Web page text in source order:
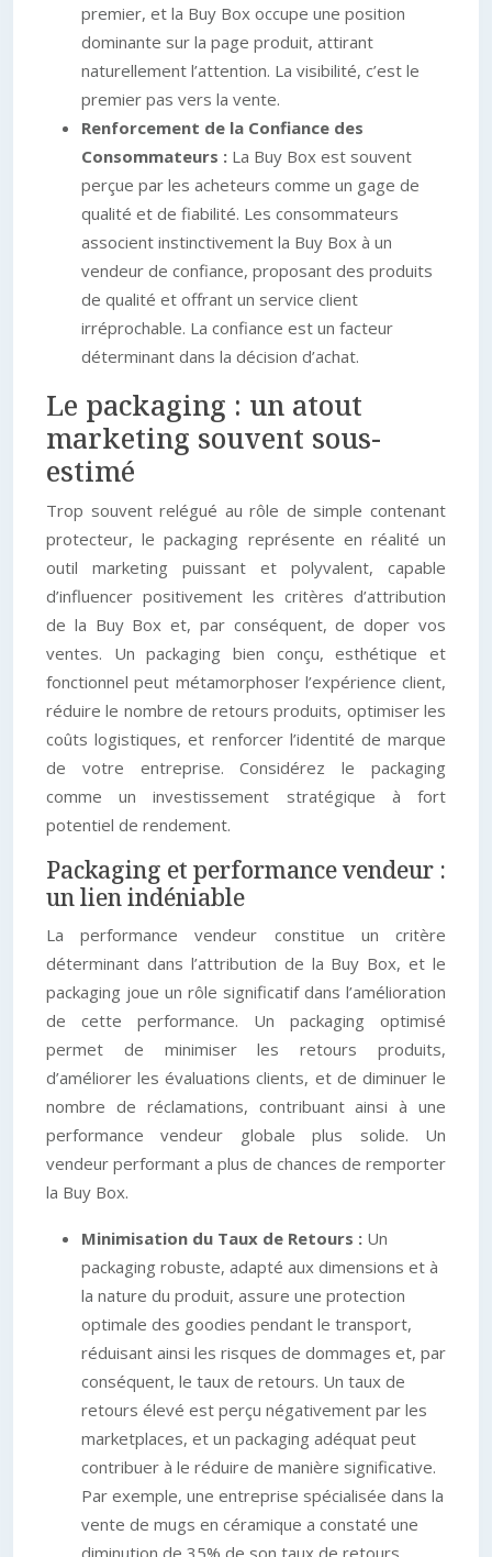
premier, et la Buy Box occupe une position
dominante sur la page produit, attirant
naturellement l’attention. La visibilité, c’est le
premier pas vers la vente.
Renforcement de la Confiance des
Consommateurs : La Buy Box est souvent
perçue par les acheteurs comme un gage de
qualité et de fiabilité. Les consommateurs
associent instinctivement la Buy Box à un
vendeur de confiance, proposant des produits
de qualité et offrant un service client
irréprochable. La confiance est un facteur
déterminant dans la décision d’achat.
Le packaging : un atout
marketing souvent sous-
estimé
Trop souvent relégué au rôle de simple contenant
protecteur, le packaging représente en réalité un
outil marketing puissant et polyvalent, capable
d’influencer positivement les critères d’attribution
de la Buy Box et, par conséquent, de doper vos
ventes. Un packaging bien conçu, esthétique et
fonctionnel peut métamorphoser l’expérience client,
réduire le nombre de retours produits, optimiser les
coûts logistiques, et renforcer l’identité de marque
de votre entreprise. Considérez le packaging
comme un investissement stratégique à fort
potentiel de rendement.
Packaging et performance vendeur :
un lien indéniable
La performance vendeur constitue un critère
déterminant dans l’attribution de la Buy Box, et le
packaging joue un rôle significatif dans l’amélioration
de cette performance. Un packaging optimisé
permet de minimiser les retours produits,
d’améliorer les évaluations clients, et de diminuer le
nombre de réclamations, contribuant ainsi à une
performance vendeur globale plus solide. Un
vendeur performant a plus de chances de remporter
la Buy Box.
Minimisation du Taux de Retours : Un
packaging robuste, adapté aux dimensions et à
la nature du produit, assure une protection
optimale des goodies pendant le transport,
réduisant ainsi les risques de dommages et, par
conséquent, le taux de retours. Un taux de
retours élevé est perçu négativement par les
marketplaces, et un packaging adéquat peut
contribuer à le réduire de manière significative.
Par exemple, une entreprise spécialisée dans la
vente de mugs en céramique a constaté une
diminution de 35% de son taux de retours